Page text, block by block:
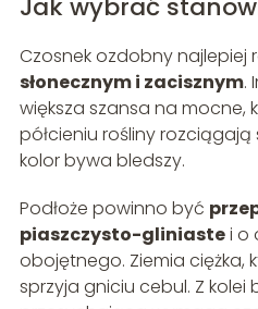
Czosnek ozdobny najlepiej
słonecznym i zacisznym.
większa szansa na mocne,
półcieniu rośliny rozciągają
kolor bywa bledszy.
Podłoże powinno być
piaszczysto-gliniastei o
obojętnego. Ziemia ciężka,
sprzyja gniciu cebul. Z kolei